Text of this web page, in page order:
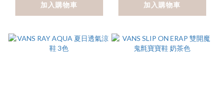
加入購物車 加入購物車